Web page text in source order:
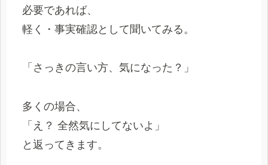
必要であれば、
軽く・事実確認として聞いてみる。
「さっきの言い方、気になった？」
多くの場合、
「え？ 全然気にしてないよ」
と返ってきます。